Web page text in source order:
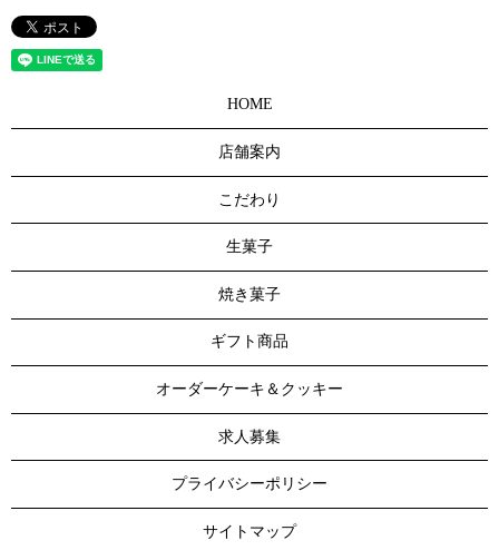
HOME
店舗案内
こだわり
生菓子
焼き菓子
ギフト商品
オーダーケーキ＆クッキー
求人募集
プライバシーポリシー
サイトマップ